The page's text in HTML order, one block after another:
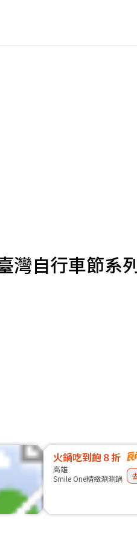
自行車節系
火鍋吃到飽８折
高雄
Smile One精緻涮涮鍋